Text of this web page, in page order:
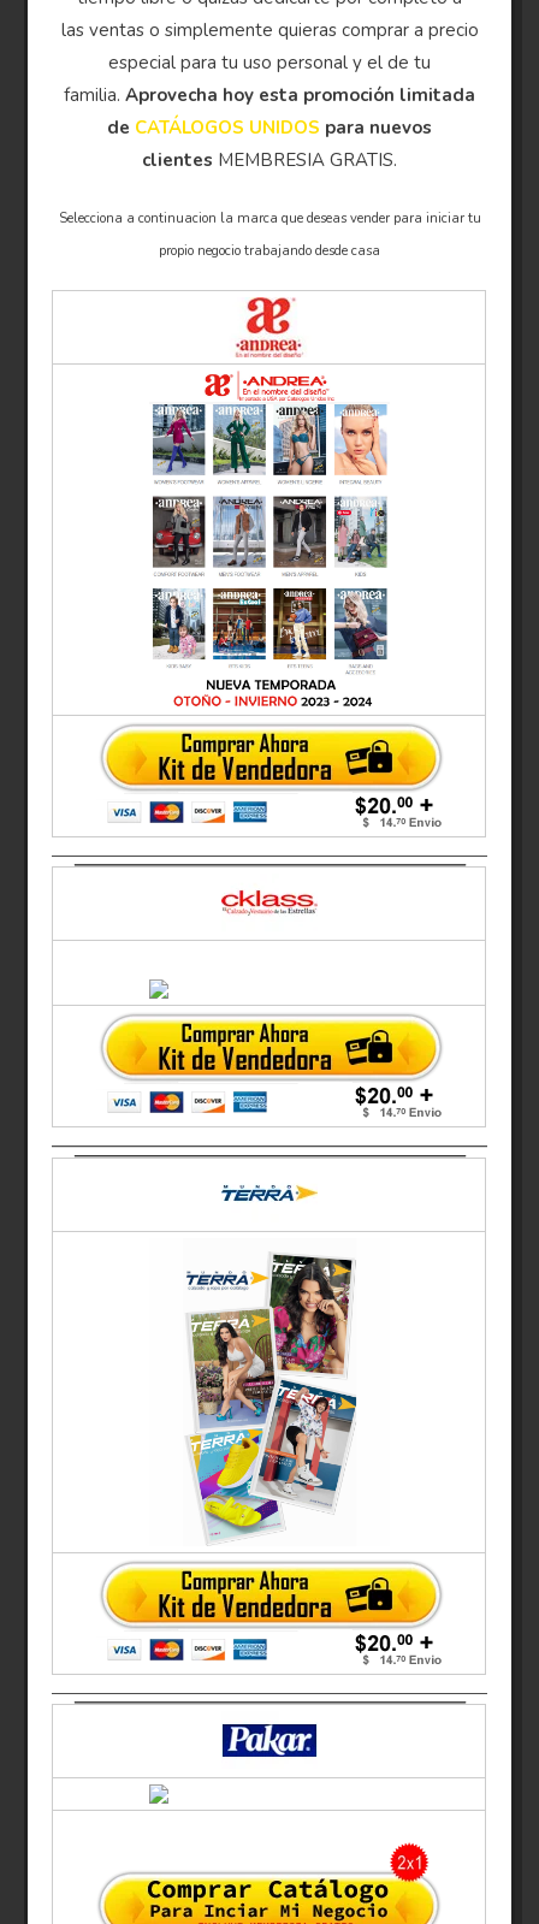
las ventas o simplemente quieras comprar a precio
especial para tu uso personal y el de tu
familia.Aprovecha hoy esta promoción limitada
de CATÁLOGOS UNIDOS para nuevos
clientes MEMBRESIA GRATIS.
Selecciona a continuacion la marca que deseas vender para iniciar tu
propio negocio trabajando desde casa